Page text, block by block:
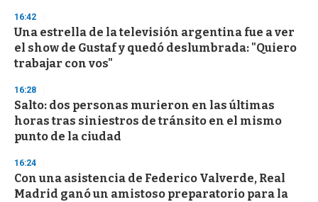
s
e
c
o
n
s
16:42
Una estrella de la televisión argentina fue a ver
el show de Gustaf y quedó deslumbrada: "Quiero
trabajar con vos"
16:28
Salto: dos personas murieron en las últimas
horas tras siniestros de tránsito en el mismo
punto de la ciudad
16:24
Con una asistencia de Federico Valverde, Real
Madrid ganó un amistoso preparatorio para la